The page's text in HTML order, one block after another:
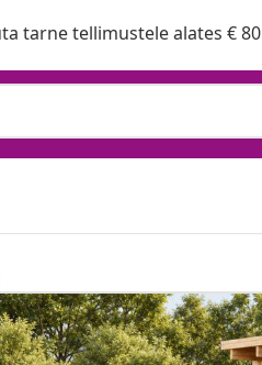
tarne tellimustele alates € 80